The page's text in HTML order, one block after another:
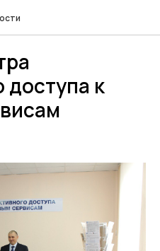
доступа к